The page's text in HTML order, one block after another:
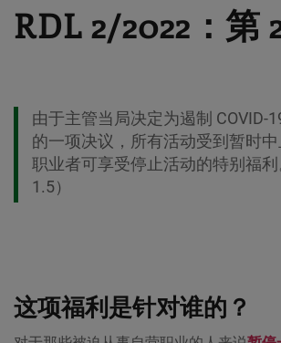
RDL 2/2022：第
由于主管当局决定为遏制 COVID-
的一项决议，所有活动受到暂时
职业者可享受停止活动的特别福
1.5）
这项福利是针对谁的？